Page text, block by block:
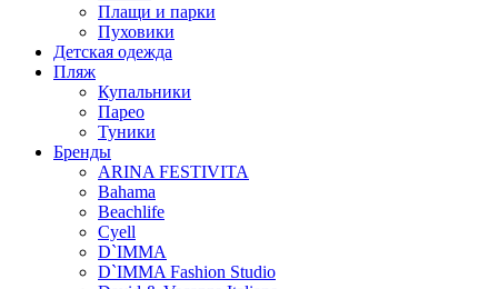
Плащи и парки
Пуховики
Детская одежда
Пляж
Купальники
Парео
Туники
Бренды
ARINA FESTIVITA
Bahama
Beachlife
Cyell
D`IMMA
D`IMMA Fashion Studio